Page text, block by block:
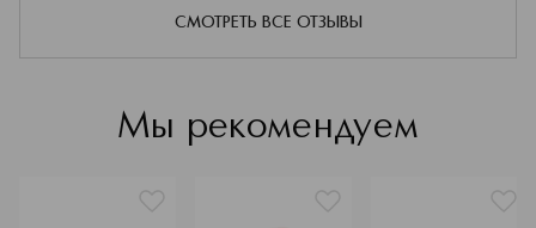
PHENOXYETHANOL, SODIUM METHYLPARABEN,
нанотехнологичных продуктов, в
СМОТРЕТЬ ВСЕ ОТЗЫВЫ
Мы рекомендуем